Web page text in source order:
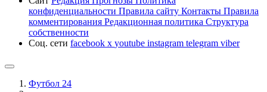
конфиденциальности Правила сайту Контакты Правила
комментирования Редакционная политика Структура
собственности
Соц. сети facebook x youtube instagram telegram viber
Футбол 24